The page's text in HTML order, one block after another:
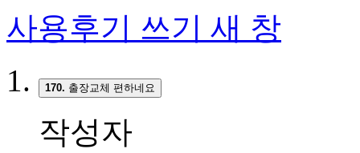
사용후기 쓰기 새 창
170. 출장교체 편하네요
작성자